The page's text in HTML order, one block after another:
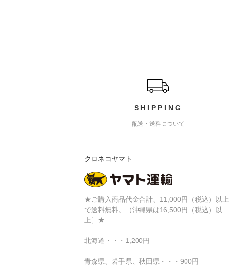
ショッピングガイド
SHIPPING
配送・送料について
クロネコヤマト
★ご購入商品代金合計、11,000円（税込）以上
で送料無料。（沖縄県は16,500円（税込）以
上）★
北海道・・・1,200円
青森県、岩手県、秋田県・・・900円